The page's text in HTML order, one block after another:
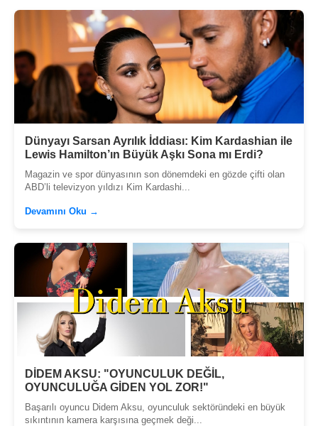
Dünyayı Sarsan Ayrılık İddiası: Kim Kardashian ile
Lewis Hamilton’ın Büyük Aşkı Sona mı Erdi?
Magazin ve spor dünyasının son dönemdeki en gözde çifti olan
ABD’li televizyon yıldızı Kim Kardashi...
Devamını Oku →
DİDEM AKSU: "OYUNCULUK DEĞİL,
OYUNCULUĞA GİDEN YOL ZOR!"
Başarılı oyuncu Didem Aksu, oyunculuk sektöründeki en büyük
sıkıntının kamera karşısına geçmek deği...